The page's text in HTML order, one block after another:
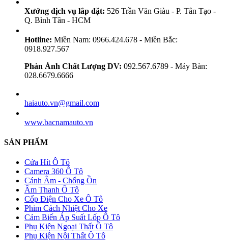
Xưởng dịch vụ lắp đặt: 526 Trần Văn Giàu - P. Tân Tạo -
Q. Bình Tân - HCM
Hotline: Miền Nam: 0966.424.678 - Miền Bắc:
0918.927.567
Phản Ánh Chất Lượng DV: 092.567.6789 - Máy Bàn:
028.6679.6666
haiauto.vn@gmail.com
www.bacnamauto.vn
SẢN PHẨM
Cửa Hít Ô Tô
Camera 360 Ô Tô
Cánh Âm - Chống Ồn
Âm Thanh Ô Tô
Cốp Điện Cho Xe Ô Tô
Phim Cách Nhiệt Cho Xe
Cảm Biến Áp Suất Lốp Ô Tô
Phụ Kiện Ngoại Thất Ô Tô
Phụ Kiện Nội Thất Ô Tô